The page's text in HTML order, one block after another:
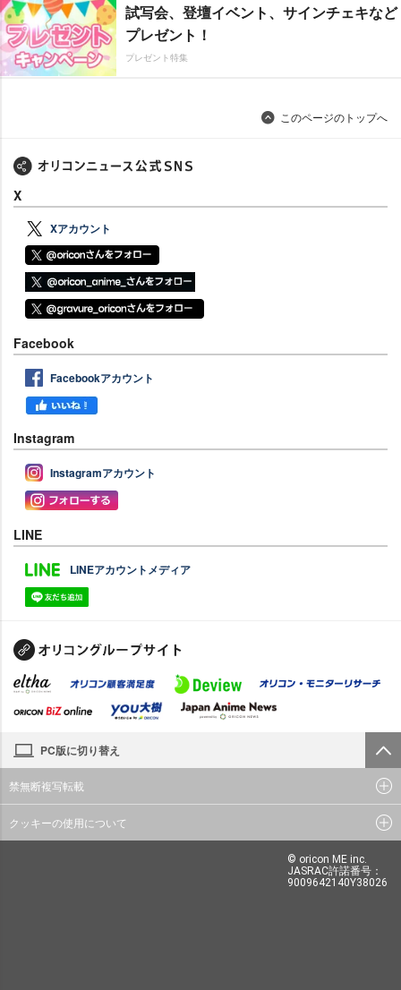
試写会、登壇イベント、サインチェキなど
プレゼント！
プレゼント特集
このページのトップへ
X
Xアカウント
Facebook
Facebookアカウント
Instagram
Instagramアカウント
LINE
LINEアカウントメディア
PC版に切り替え
禁無断複写転載
クッキーの使用について
© oricon ME inc.
JASRAC許諾番号：
9009642140Y38026